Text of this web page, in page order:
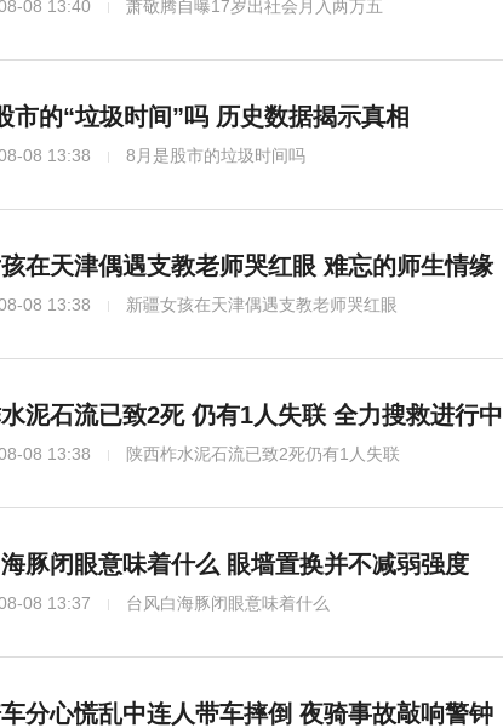
08 13:40 萧敬腾自曝17岁出社会月入两万五
市的“垃圾时间”吗 历史数据揭示真相
08 13:38 8月是股市的垃圾时间吗
在天津偶遇支教老师哭红眼 难忘的师生情缘
08 13:38 新疆女孩在天津偶遇支教老师哭红眼
泥石流已致2死 仍有1人失联 全力搜救进行中
08 13:38 陕西柞水泥石流已致2死仍有1人失联
豚闭眼意味着什么 眼墙置换并不减弱强度
08 13:37 台风白海豚闭眼意味着什么
分心慌乱中连人带车摔倒 夜骑事故敲响警钟